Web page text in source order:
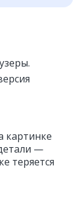
картинке
—
теряется